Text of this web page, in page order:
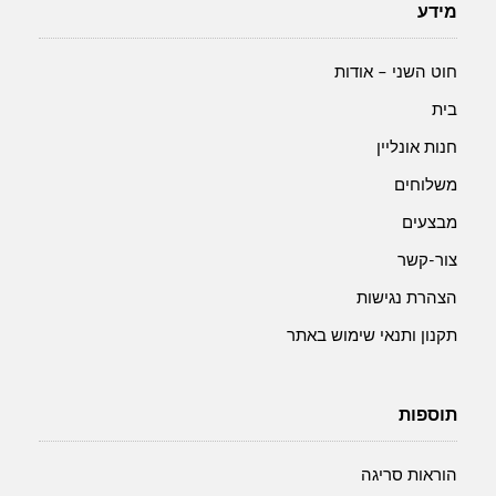
מידע
חוט השני – אודות
בית
חנות אונליין
משלוחים
מבצעים
צור-קשר
הצהרת נגישות
תקנון ותנאי שימוש באתר
תוספות
הוראות סריגה